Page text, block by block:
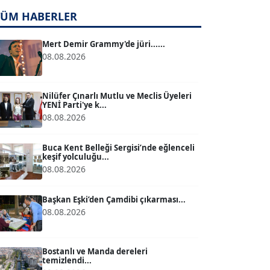
T TUĞÇE TUĞSAVUL BAYSOY
Köşe Yazarı
Köşe Yazarı
HABERLER
Mert Demir Grammy'de jüri......
08.08.2026
Nilüfer Çınarlı Mutlu ve Meclis Üyeleri
YENİ Parti'ye k...
08.08.2026
Buca Kent Belleği Sergisi’nde eğlenceli
keşif yolculuğu...
08.08.2026
Başkan Eşki’den Çamdibi çıkarması...
08.08.2026
Bostanlı ve Manda dereleri
temizlendi...